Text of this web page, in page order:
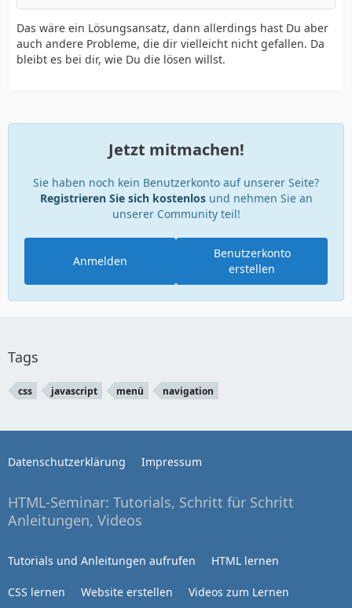
Das wäre ein Lösungsansatz, dann allerdings hast Du aber
auch andere Probleme, die dir vielleicht nicht gefallen. Da
bleibt es bei dir, wie Du die lösen willst.
Jetzt mitmachen!
Sie haben noch kein Benutzerkonto auf unserer Seite?
Registrieren Sie sich kostenlosund nehmen Sie an
unserer Community teil!
Benutzerkonto
erstellen
Anmelden
Tags
css javascript menü navigation
Datenschutzerklärung Impressum
HTML-Seminar: Tutorials, Schritt für Schritt
Anleitungen, Videos
Tutorials und Anleitungen aufrufen HTML lernen
CSS lernen Website erstellen Videos zum Lernen